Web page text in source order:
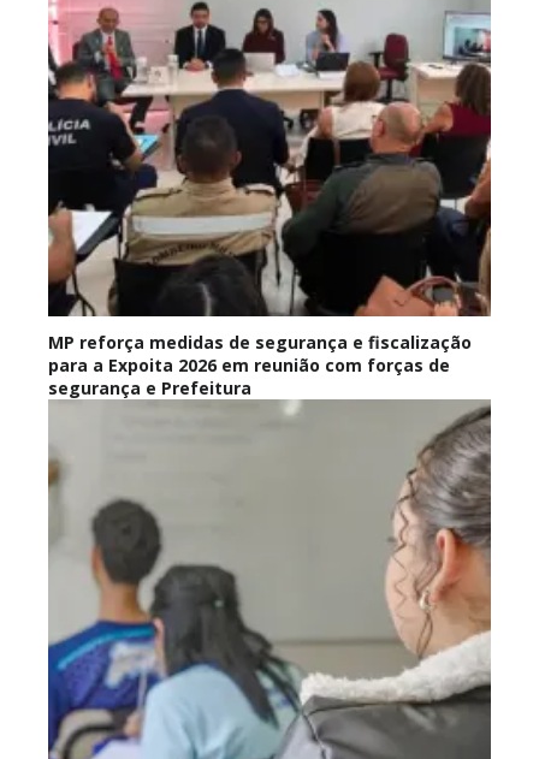
MP reforça medidas de segurança e fiscalização
para a Expoita 2026 em reunião com forças de
segurança e Prefeitura